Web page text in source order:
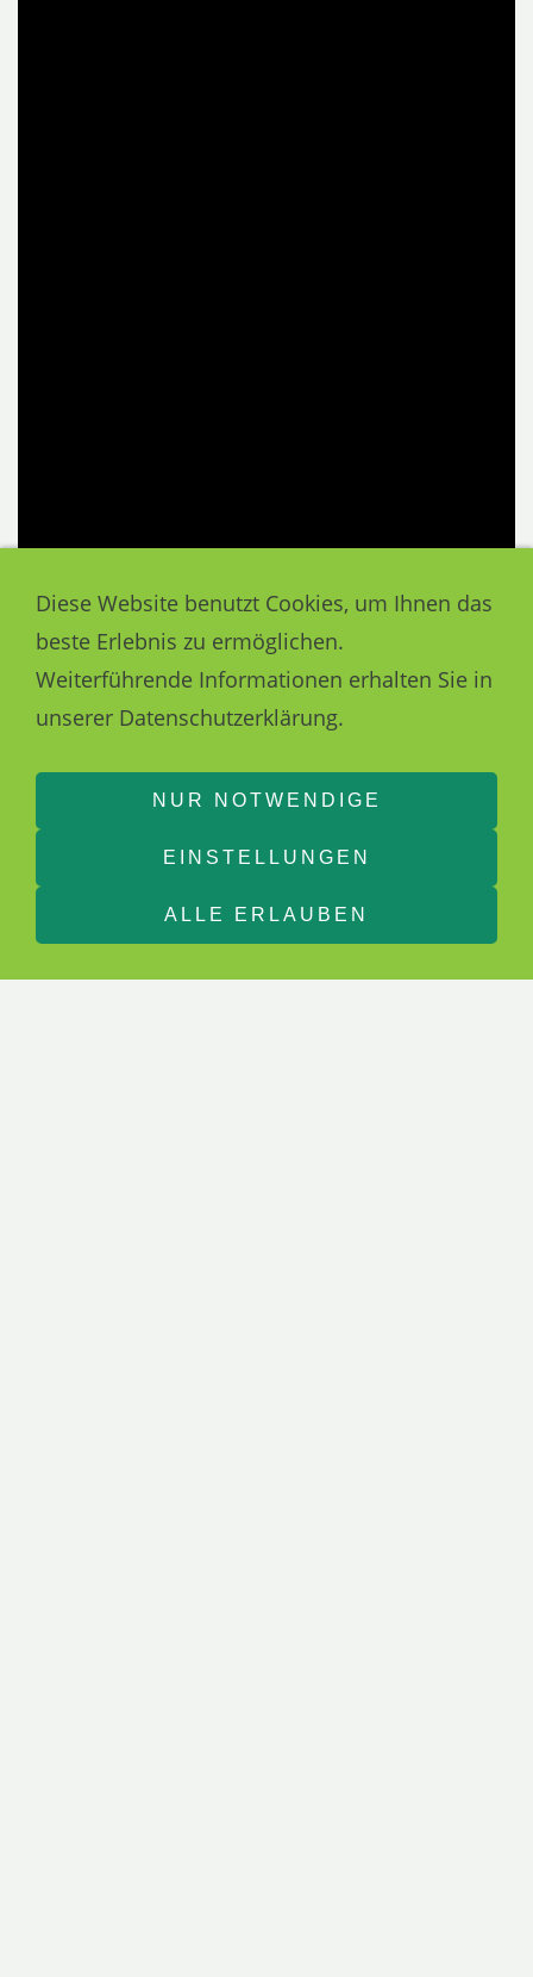
Diese Website benutzt Cookies, um Ihnen das
beste Erlebnis zu ermöglichen.
Weiterführende Informationen erhalten Sie in
unserer Datenschutzerklärung.
NUR NOTWENDIGE
EINSTELLUNGEN
ALLE ERLAUBEN